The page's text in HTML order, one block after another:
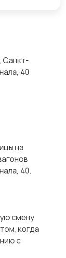
Санкт-
40
на
40.
смену
когда
с